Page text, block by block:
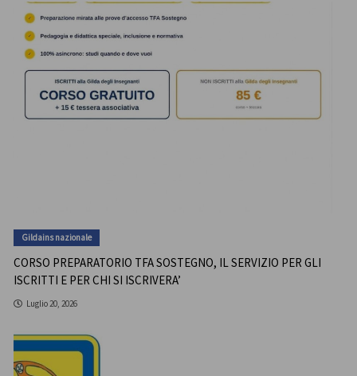
Gildains nazionale
CORSO PREPARATORIO TFA SOSTEGNO, IL SERVIZIO PER GLI
ISCRITTI E PER CHI SI ISCRIVERA’
Luglio 20, 2026